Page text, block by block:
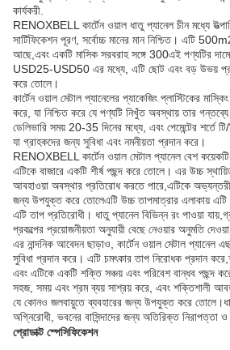
কার্যকরী.
RENOXBELL কার্টেন ওয়াল ধাতু প্যানেল চীন মধ্যে
সার্টিফিকেশন পূরণ, সর্বোচ্চ মানের মান নিশ্চিত। এটি
আছে,এবং একটি মাসিক সরবরাহ সঙ্গে 300এই পণ্যটির দামের
USD25-USD50 এর মধ্যে, এটি ছোট এবং বড় উভয়
করে তোলে।
কার্টেন ওয়াল মেটাল প্যানেলের প্যাকেজিং প্লাস্টিকের
করে, যা নিশ্চিত করে যে পণ্যটি নিখুঁত অবস্থায় তার
ডেলিভারি সময় 20-35 দিনের মধ্যে, এবং পেমেন্টের শর্তে
যা গ্রাহকদের জন্য সুবিধা এবং নমনীয়তা প্রদান করে।
RENOXBELL কার্টেন ওয়াল মেটাল প্যানেল বেশ কয়েকটি
এটিকে বাজারে একটি শীর্ষ পছন্দ করে তোলে। এর উচ্চ
আবহাওয়া অবস্থার প্রতিরোধ করতে পারে,এটিকে
জন্য উপযুক্ত করে তোলেএটি উচ্চ তাপমাত্রার এলাকায় এটি
এটি তাপ প্রতিরোধী। ধাতু প্যানেল বিভিন্ন রং পাওয়া
প্রকল্পের প্রয়োজনীয়তা অনুযায়ী বেছে নেওয়ার অনুমতি দেওয়া.
এর নান্দনিক আবেদন ছাড়াও, কার্টেন ওয়াল মেটাল প্যানেল
সুবিধা প্রদান করে। এটি চমৎকার তাপ নিরোধক প্রদান
এবং এটিকে একটি শক্তি সঞ্চয় এবং পরিবেশ বান্ধব পছন্দ
সহজ, সময় এবং শ্রম ব্যয় সাশ্রয় করে, এবং শক্তিশালী
যে কোনও জলবায়ুতে ব্যবহারের জন্য উপযুক্ত করে
অগ্নিরোধী, ভবনের বাসিন্দাদের জন্য অতিরিক্ত নিরাপত্তা
প্রোডাক্ট স্পেসিফিকেশন